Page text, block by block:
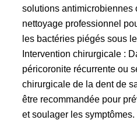
solutions antimicrobiennes
nettoyage professionnel
les bactéries piégés sous
Intervention chirurgicale :
péricoronite récurrente ou
chirurgicale de la dent de
être recommandée pour
et soulager les